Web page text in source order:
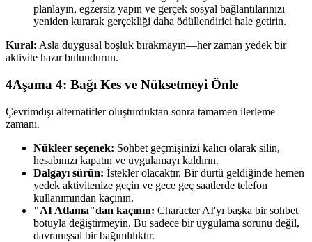
planlayın, egzersiz yapın ve gerçek sosyal bağlantılarınızı
yeniden kurarak gerçekliği daha ödüllendirici hale getirin.
Kural: Asla duygusal boşluk bırakmayın—her zaman yedek bir
aktivite hazır bulundurun.
4Aşama 4: Bağı Kes ve Nüksetmeyi Önle
Çevrimdışı alternatifler oluşturduktan sonra tamamen ilerleme
zamanı.
Nükleer seçenek: Sohbet geçmişinizi kalıcı olarak silin,
hesabınızı kapatın ve uygulamayı kaldırın.
Dalgayı sürün: İstekler olacaktır. Bir dürtü geldiğinde hemen
yedek aktivitenize geçin ve gece geç saatlerde telefon
kullanımından kaçının.
"AI Atlama"dan kaçının: Character AI'yı başka bir sohbet
botuyla değiştirmeyin. Bu sadece bir uygulama sorunu değil,
davranışsal bir bağımlılıktır.